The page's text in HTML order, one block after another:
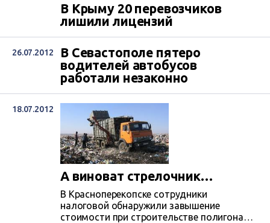
В Крыму 20 перевозчиков
лишили лицензий
26.07.2012
В Севастополе пятеро
водителей автобусов
работали незаконно
18.07.2012
А виноват стрелочник…
В Красноперекопске сотрудники
налоговой обнаружили завышение
стоимости при строительстве полигона